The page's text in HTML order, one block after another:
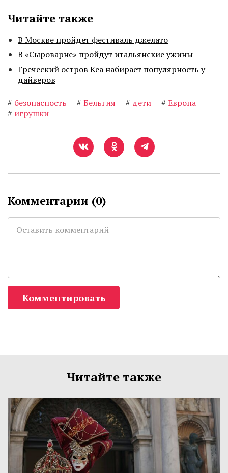
Читайте также
В Москве пройдет фестиваль джелато
В «Сыроварне» пройдут итальянские ужины
Греческий остров Кеа набирает популярность у
дайверов
# безопасность # Бельгия # дети # Европа
# игрушки
Комментарии (0)
Комментировать
Читайте также